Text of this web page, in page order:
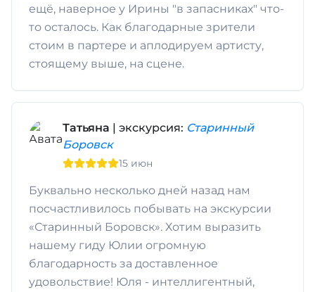
ещё, наверное у Ирины "в запасниках" что-
то осталось. Как благодарные зрители
стоим в партере и аплодируем артисту,
стоящему выше, на сцене.
Татьяна | экскурсия: Старинный
Боровск
15 июн
Буквально несколько дней назад нам
посчастливилось побывать на экскурсии
«Старинный Боровск». Хотим выразить
нашему гиду Юлии огромную
благодарность за доставленное
удовольствие! Юля - интеллигентный,